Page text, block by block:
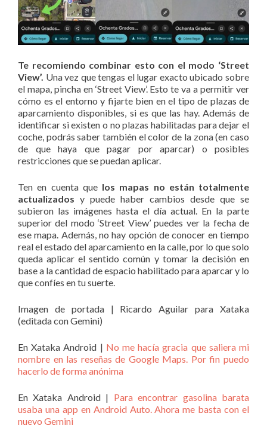
Te recomiendo combinar esto con el modo ‘Street
View’. Una vez que tengas el lugar exacto ubicado sobre
el mapa, pincha en ‘Street View’. Esto te va a permitir ver
cómo es el entorno y fijarte bien en el tipo de plazas de
aparcamiento disponibles, si es que las hay. Además de
identificar si existen o no plazas habilitadas para dejar el
coche, podrás saber también el color de la zona (en caso
de que haya que pagar por aparcar) o posibles
restricciones que se puedan aplicar.
Ten en cuenta quelos mapas no están totalmente
actualizados y puede haber cambios desde que se
subieron las imágenes hasta el día actual. En la parte
superior del modo ‘Street View’ puedes ver la fecha de
ese mapa. Además, no hay opción de conocer en tiempo
real el estado del aparcamiento en la calle, por lo que solo
queda aplicar el sentido común y tomar la decisión en
base a la cantidad de espacio habilitado para aparcar y lo
que confíes en tu suerte.
Imagen de portada | Ricardo Aguilar para Xataka
(editada con Gemini)
En Xataka Android | No me hacía gracia que saliera mi
nombre en las reseñas de Google Maps. Por fin puedo
hacerlo de forma anónima
En Xataka Android | Para encontrar gasolina barata
usaba una app en Android Auto. Ahora me basta con el
nuevo Gemini